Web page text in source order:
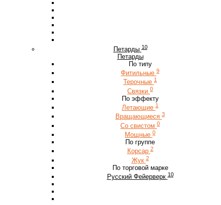
Петарды 10
Петарды
По типу
Фитильные 9
Терочные 1
Связки 0
По эффекту
Летающие 1
Вращающиеся 3
Со свистом 0
Мощные 0
По группе
Корсар 2
Жук 2
По торговой марке
Русский Фейерверк 10